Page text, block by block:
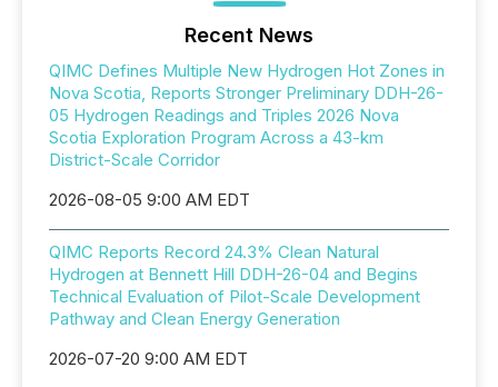
Recent News
QIMC Defines Multiple New Hydrogen Hot Zones in
Nova Scotia, Reports Stronger Preliminary DDH-26-
05 Hydrogen Readings and Triples 2026 Nova
Scotia Exploration Program Across a 43-km
District-Scale Corridor
2026-08-05 9:00 AM EDT
QIMC Reports Record 24.3% Clean Natural
Hydrogen at Bennett Hill DDH-26-04 and Begins
Technical Evaluation of Pilot-Scale Development
Pathway and Clean Energy Generation
2026-07-20 9:00 AM EDT